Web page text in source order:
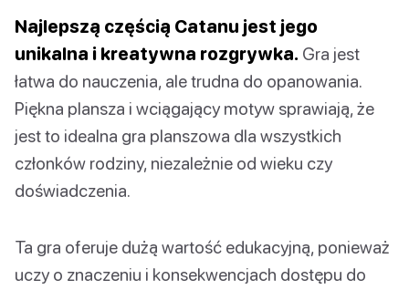
Najlepszą częścią Catanu jest jego
unikalna i kreatywna rozgrywka. Gra jest
łatwa do nauczenia, ale trudna do opanowania.
Piękna plansza i wciągający motyw sprawiają, że
jest to idealna gra planszowa dla wszystkich
członków rodziny, niezależnie od wieku czy
doświadczenia.
Ta gra oferuje dużą wartość edukacyjną, ponieważ
uczy o znaczeniu i konsekwencjach dostępu do